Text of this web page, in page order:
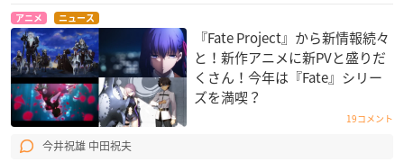
アニメ ニュース
『Fate Project』から新情報続々
と！新作アニメに新PVと盛りだ
くさん！今年は『Fate』シリー
ズを満喫？
19コメント
今井祝雄 中田祝夫